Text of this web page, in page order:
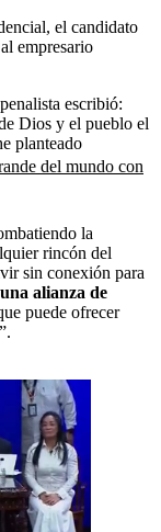
el candidato
empresario
escribió:
Dios y el pueblo el
planteado
del mundo con
la
rincón del
sin conexión para
alianza de
puede ofrecer